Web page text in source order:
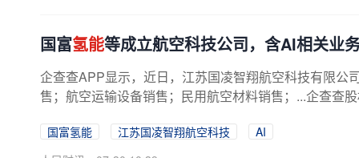
国富氢能等成立航空科技公司，含AI相关业
企查查APP显示，近日，江苏国凌智翔航空科技有限公
售；航空运输设备销售；民用航空材料销售；...企查查
国富氢能 江苏国凌智翔航空科技
AI